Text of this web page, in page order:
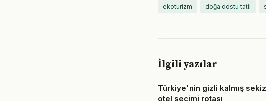
ekoturizm doğa dostu tatil
İlgili yazılar
Türkiye'nin gizli kalmış sekiz
otel seçimi rotası